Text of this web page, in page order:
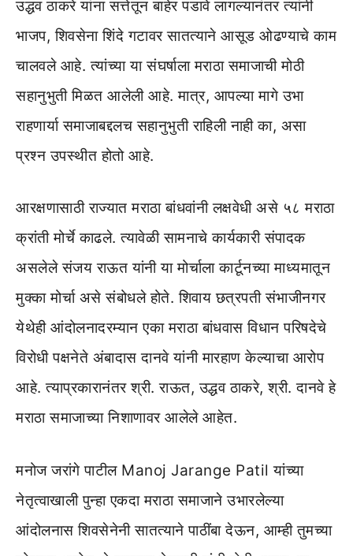
उद्धव ठाकरे यांना सत्तेतून बाहेर पडावे लागल्यानंतर त्यांनी
भाजप, शिवसेना शिंदे गटावर सातत्याने आसूड ओढण्याचे काम
चालवले आहे. त्यांच्या या संघर्षाला मराठा समाजाची मोठी
सहानुभुती मिळत आलेली आहे. मात्र, आपल्या मागे उभा
राहणार्या समाजाबद्दलच सहानुभुती राहिली नाही का, असा
प्रश्न उपस्थीत होतो आहे.
आरक्षणासाठी राज्यात मराठा बांधवांनी लक्षवेधी असे ५८ मराठा
क्रांती मोर्चे काढले. त्यावेळी सामनाचे कार्यकारी संपादक
असलेले संजय राऊत यांनी या मोर्चाला कार्टूनच्या माध्यमातून
मुक्का मोर्चा असे संबोधले होते. शिवाय छत्रपती संभाजीनगर
येथेही आंदोलनादरम्यान एका मराठा बांधवास विधान परिषदेचे
विरोधी पक्षनेते अंबादास दानवे यांनी मारहाण केल्याचा आरोप
आहे. त्याप्रकारानंतर श्री. राऊत, उद्धव ठाकरे, श्री. दानवे हे
मराठा समाजाच्या निशाणावर आलेले आहेत.
मनोज जरांगे पाटील Manoj Jarange Patil यांच्या
नेतृत्वाखाली पुन्हा एकदा मराठा समाजाने उभारलेल्या
आंदोलनास शिवसेनेनी सातत्याने पाठींबा देऊन, आम्ही तुमच्या